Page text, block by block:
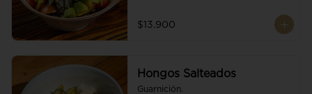
$13.900
Hongos Salteados
Guarnición.